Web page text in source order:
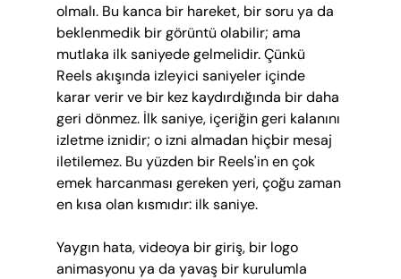
olmalı. Bu kanca bir hareket, bir soru ya da
beklenmedik bir görüntü olabilir; ama
mutlaka ilk saniyede gelmelidir. Çünkü
Reels akışında izleyici saniyeler içinde
karar verir ve bir kez kaydırdığında bir daha
geri dönmez. İlk saniye, içeriğin geri kalanını
izletme iznidir; o izni almadan hiçbir mesaj
iletilemez. Bu yüzden bir Reels'in en çok
emek harcanması gereken yeri, çoğu zaman
en kısa olan kısmıdır: ilk saniye.
Yaygın hata, videoya bir giriş, bir logo
animasyonu ya da yavaş bir kurulumla